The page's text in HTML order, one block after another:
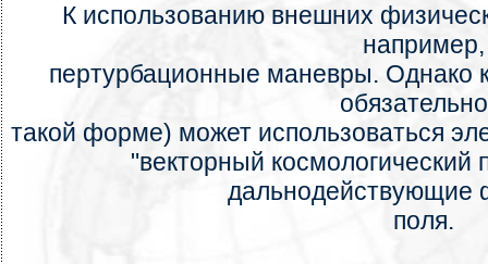
К использованию внешних
например,
пертурбационные маневры. Однако
такой форме) может использоваться
"векторный космологический
дальнодействующие
поля.